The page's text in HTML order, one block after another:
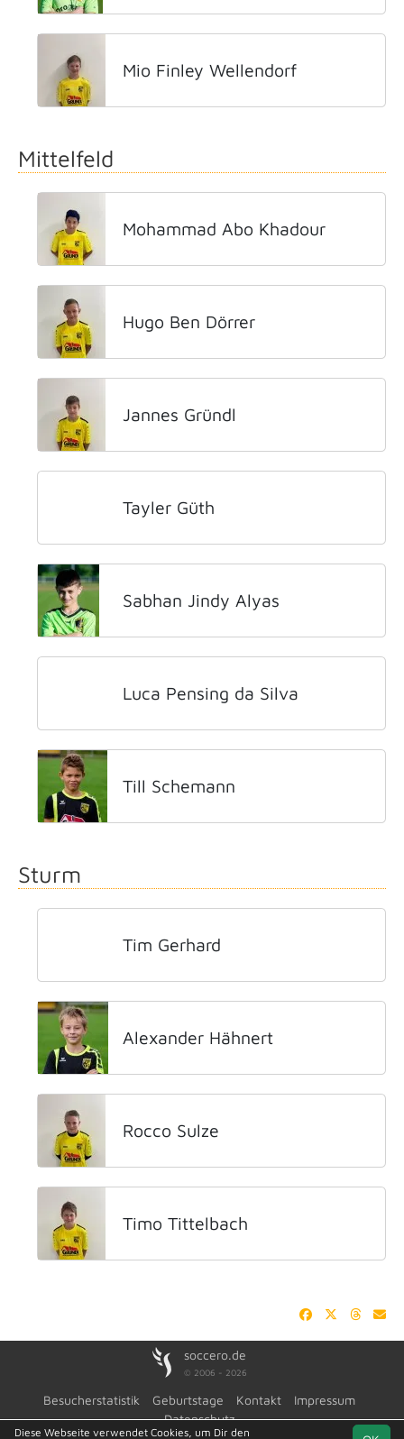
Mio Finley Wellendorf
Mittelfeld
Mohammad Abo Khadour
Hugo Ben Dörrer
Jannes Gründl
Tayler Güth
Sabhan Jindy Alyas
Luca Pensing da Silva
Till Schemann
Sturm
Tim Gerhard
Alexander Hähnert
Rocco Sulze
Timo Tittelbach
soccero.de
© 2006 - 2026
Besucherstatistik Geburtstage Kontakt
Impressum
Datenschutz
Diese Webseite verwendet Cookies, um Dir den